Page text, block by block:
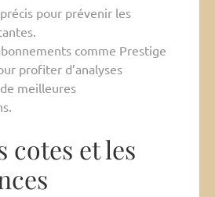
pour prévenir les
comme Prestige
profiter d’analyses
meilleures
cotes et les